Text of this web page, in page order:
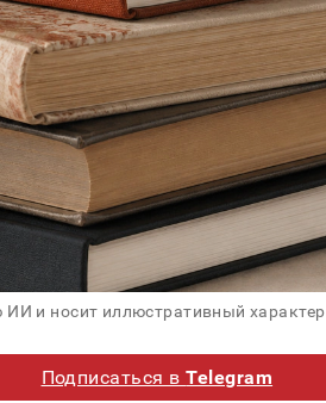
и носит иллюстративный характер
Подписаться вTelegram